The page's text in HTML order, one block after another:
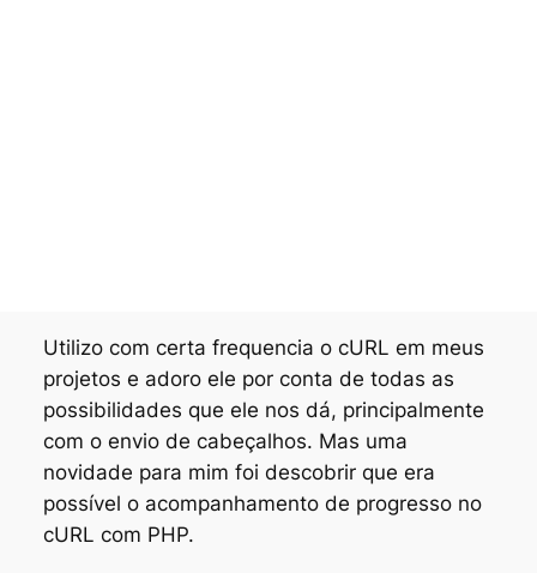
Utilizo com certa frequencia o cURL em meus
projetos e adoro ele por conta de todas as
possibilidades que ele nos dá, principalmente
com o envio de cabeçalhos. Mas uma
novidade para mim foi descobrir que era
possível o acompanhamento de progresso no
cURL com PHP.